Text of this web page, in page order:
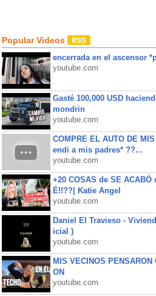
Popular Videos
encerrada en el ascensor
youtube.com
Gasté 100,000 USD
mondrin
youtube.com
COMPRE EL AUTO DE
endi a mis padres* ??...
youtube.com
+20 COSAS de SE ACABÓ
É!!??| Katie Angel
youtube.com
Daniel El Travieso -
icial )
youtube.com
MIS VECINOS PENSARON
ON
youtube.com